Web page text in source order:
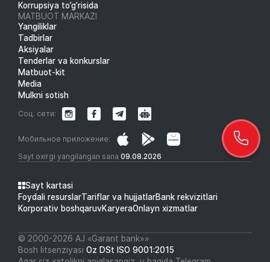
Korrupsiya to’g’risida
MATBUOT MARKAZI
Yangiliklar
Tadbirlar
Aksiyalar
Tenderlar va konkurslar
Matbuot-kit
Media
Mulkni sotish
Sayt oxirgi yangilangan sana 09.08.2026
Мобильное приложение:
Соц. сети:
Sayt kartasi
Foydali resurslarTariflar va hujjatlarBank rekvizitlari
Korporativ boshqaruvKaryeraOnlayn xizmatlar
© 2000-2026 АJ «Garant bank»»
Bosh litsenziyasi Oz DSt ISO 9001:2015